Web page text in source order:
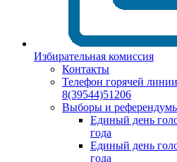
Избирательная комиссия
Контакты
Телефон горячей
8(39544)51206
Выборы и
Единый день
года
Единый день
года